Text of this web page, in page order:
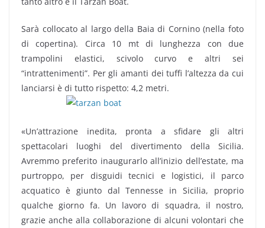
Sarà collocato al largo della Baia di Cornino (nella foto
di copertina). Circa 10 mt di lunghezza con due
trampolini elastici, scivolo curvo e altri sei
“intrattenimenti”. Per gli amanti dei tuffi l’altezza da cui
lanciarsi è di tutto rispetto: 4,2 metri.
«Un’attrazione inedita, pronta a sfidare gli altri
spettacolari luoghi del divertimento della Sicilia.
Avremmo preferito inaugurarlo all’inizio dell’estate, ma
purtroppo, per disguidi tecnici e logistici, il parco
acquatico è giunto dal Tennesse in Sicilia, proprio
qualche giorno fa. Un lavoro di squadra, il nostro,
grazie anche alla collaborazione di alcuni volontari che